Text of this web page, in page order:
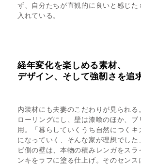
ず、自分たちが直観的に良いと感じた
入れている。
経年変化を楽しめる素材、
デザイン、そして強靭さを追
内装材にも夫妻のこだわりが見られる
ローリングにし、壁は漆喰のほか、
用。「暮らしていくうち自然につくキ
になっていく、そんな家が理想でした
ビ側の壁は、本物の積みレンガをス
ンキをラフに塗る仕上げ。そのセン